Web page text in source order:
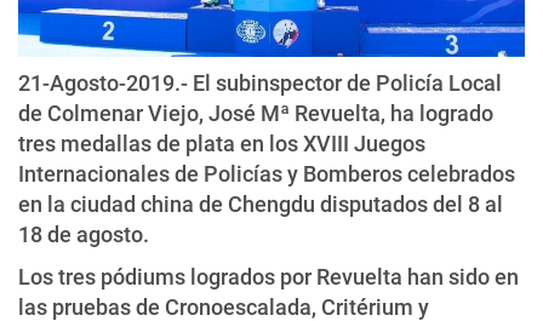
21-Agosto-2019.- El subinspector de Policía Local
de Colmenar Viejo, José Mª Revuelta, ha logrado
tres medallas de plata en los XVIII Juegos
Internacionales de Policías y Bomberos celebrados
en la ciudad china de Chengdu disputados del 8 al
18 de agosto.
Los tres pódiums logrados por Revuelta han sido en
las pruebas de Cronoescalada, Critérium y